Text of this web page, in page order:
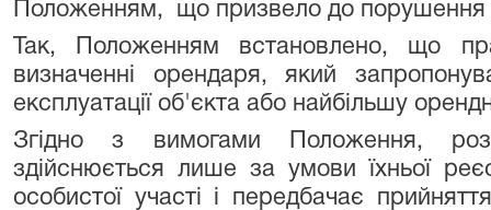
Положенням, що призвело до порушення
Так, Положенням встановлено, що
визначенні орендаря, який
експлуатації об'єкта або найбільшу
Згідно з вимогами Положення,
здійснюється лише за умови їхньої
особистої участі і передбачає